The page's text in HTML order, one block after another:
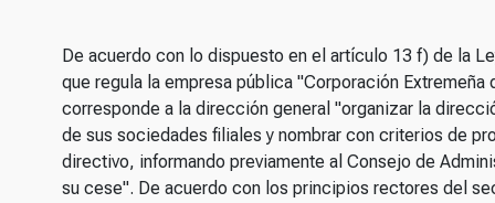
De acuerdo con lo dispuesto en el artículo 13 f) de la
que regula la empresa pública "Corporación
corresponde a la dirección general "organizar la
de sus sociedades filiales y nombrar con criterios de
directivo, informando previamente al Consejo de
su cese". De acuerdo con los principios rectores del